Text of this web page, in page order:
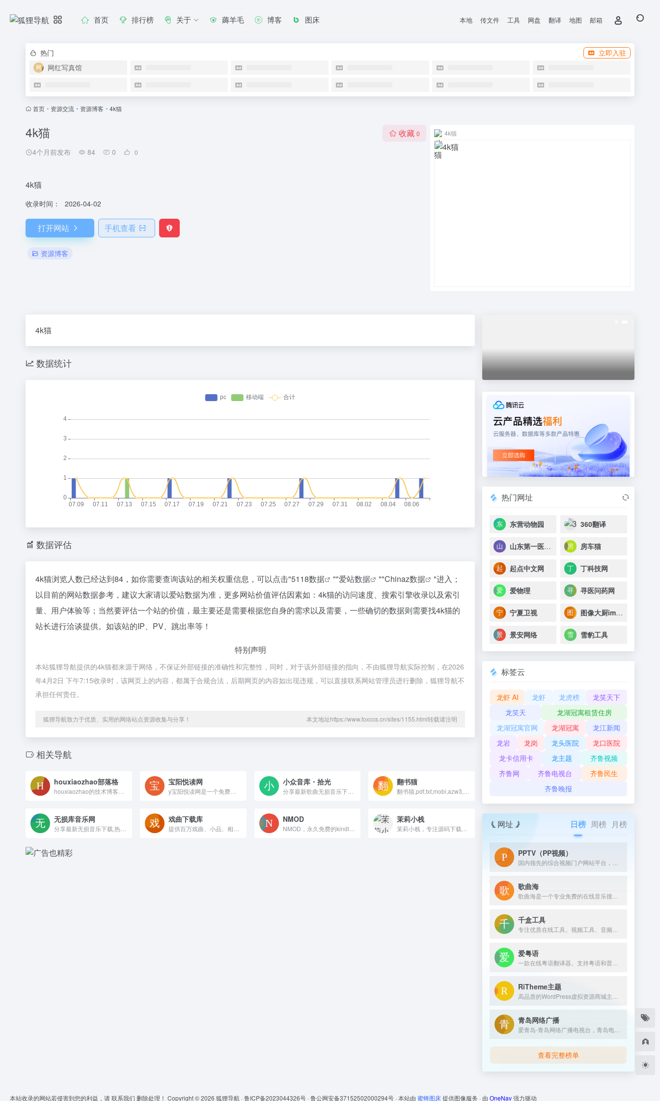
首页 排行榜 关于 薅羊毛 博客 图床 本地 传文件 工具 网盘 翻译 地图 邮箱
热门
立即入驻
网红写真馆
首页 • 资源交流 • 资源博客 • 4k猫
4k猫
4个月前发布 84 0 0
收藏 0
4k猫
收录时间： 2026-04-02
打开网站 手机查看
资源博客
4k猫
4k猫
数据统计
数据评估
4k猫浏览人数已经达到84，如你需要查询该站的相关权重信息，可以点击"5118数据 ""爱站数据 ""Chinaz数据
"进入；
以目前的网站数据参考，建议大家请以爱站数据为准，更多网站价值评估因素如：4k猫的访问速度、搜索引擎收录以及索引
量、用户体验等；当然要评估一个站的价值，最主要还是需要根据您自身的需求以及需要，一些确切的数据则需要找4k猫的
站长进行洽谈提供。如该站的IP、PV、跳出率等！
特别声明
本站狐狸导航提供的4k猫都来源于网络，不保证外部链接的准确性和完整性，同时，对于该外部链接的指向，不由狐狸导航实际控制，在2026
年4月2日 下午7:15收录时，该网页上的内容，都属于合规合法，后期网页的内容如出现违规，可以直接联系网站管理员进行删除，狐狸导航不
承担任何责任。
狐狸导航致力于优质、实用的网络站点资源收集与分享！ 本文地址https://www.foxccs.cn/sites/1155.html转载请注明
相关导航
houxiaozhao部落格 宝阳悦读网
y宝阳悦读网是一个免费的电子书分享平台，提供kindle、epub、mobi、azw3、pdf、txt等格式电子书，一个分享书单、推荐图书以及提供电子书免费下载的网站，一个值得电子书爱好者收藏的网站。
小众音库・拾光
分享最新歌曲无损音乐下载,最热门抖音歌曲排行榜大全下载,歌手所有专辑以及经典老歌大全下载,4K高清MV,车载DJ舞曲大全等一切与音乐相关的资源免费下载，在本站可以找到很多的高品质无损音乐。
翻书猫
无损库音乐网 戏曲下载库 NMOD 茉莉小栈
热门网址
东营动物园 360翻译
山东第一医科大学第三附属医院 房车猫
起点中文网 丁科技网
爱物理 寻医问药网
宁夏卫视 图像大厨imgcook
景安网络 雪豹工具
标签云
龙虾 AI 龙虾 龙虎榜
龙笑天下
龙笑天
龙湖冠寓租赁住房
龙湖冠寓官网
龙湖冠寓
龙江新闻
龙岩
龙岗 龙头医院
龙口医院
龙卡信用卡
龙主题
齐鲁视频
齐鲁网
齐鲁电视台
齐鲁民生
齐鲁晚报
网址 日榜 周榜 月榜
PPTV（PP视频）
歌曲海
千盒工具
爱粤语
RiTheme主题
青岛网络广播
查看完整榜单
本站收录的网站若侵害到您的利益，请联系我们 删除处理！ Copyright © 2026 狐狸导航 ·鲁ICP备2023044326号 ·鲁公网安备37152502000294号 ·本站由 蜜蜂图床提供图像服务 · 由 OneNav强力驱动